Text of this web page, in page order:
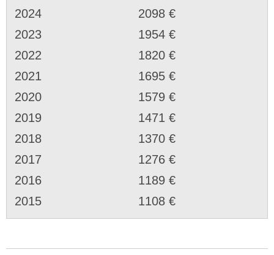
2024
2098 €
2023
1954 €
2022
1820 €
2021
1695 €
2020
1579 €
2019
1471 €
2018
1370 €
2017
1276 €
2016
1189 €
2015
1108 €